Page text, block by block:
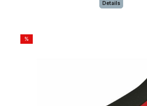
Details
%